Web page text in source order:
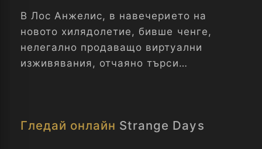
В Лос Анжелис, в навечерието на
новото хилядолетие, бивше ченге,
нелегално продаващо виртуални
изживявания, отчаяно търси
Гледай онлайн Strange Days